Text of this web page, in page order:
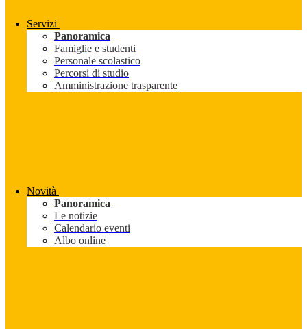
Servizi
Panoramica
Famiglie e studenti
Personale scolastico
Percorsi di studio
Amministrazione trasparente
Novità
Panoramica
Le notizie
Calendario eventi
Albo online